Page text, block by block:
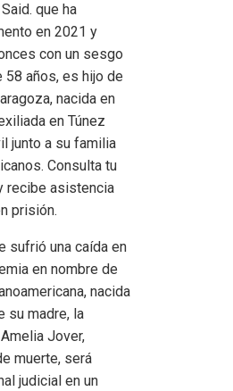
que ha
en 2021 y
con un sesgo
58 años, es hijo de
nacida en
en Túnez
junto a su familia
Consulta tu
recibe asistencia
prisión.
sufrió una caída en
en nombre de
nacida
su madre, la
Jover,
muerte, será
judicial en un